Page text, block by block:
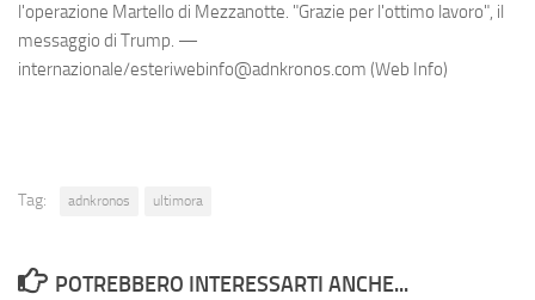
l'operazione Martello di Mezzanotte. "Grazie per l'ottimo lavoro", il
messaggio di Trump. —
internazionale/esteriwebinfo@adnkronos.com (Web Info)
Tag: adnkronos ultimora
POTREBBERO INTERESSARTI ANCHE...